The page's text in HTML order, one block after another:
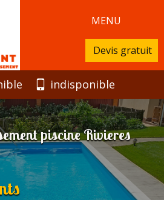
MENU
Devis gratuit
indisponible
piscine Rivieres